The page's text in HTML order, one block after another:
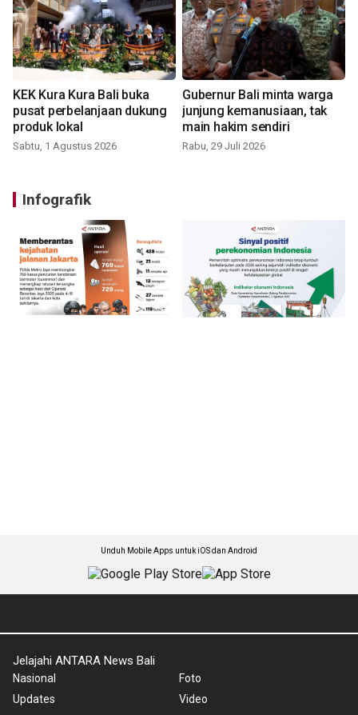
KEK Kura Kura Bali buka
pusat perbelanjaan dukung
produk lokal
Sabtu, 1 Agustus 2026
Gubernur Bali minta warga
junjung kemanusiaan, tak
main hakim sendiri
Rabu, 29 Juli 2026
Infografik
Unduh Mobile Apps untuk iOS dan Android
Jelajahi ANTARA News Bali
Nasional
Updates
Foto
Video